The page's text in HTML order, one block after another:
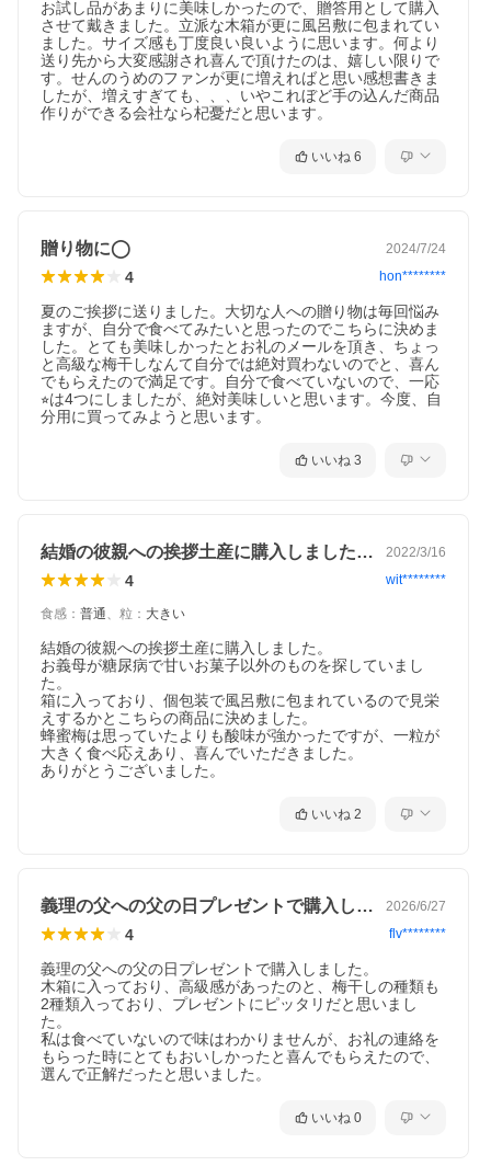
お試し品があまりに美味しかったので、贈答用として購入
させて戴きました。立派な木箱が更に風呂敷に包まれてい
ました。サイズ感も丁度良い良いように思います。何より
送り先から大変感謝され喜んで頂けたのは、嬉しい限りで
す。せんのうめのファンが更に増えればと思い感想書きま
したが、増えすぎても、、、いやこれぼど手の込んだ商品
作りができる会社なら杞憂だと思います。
いいね 6
贈り物に◯ 2024/7/24
4 hon********
夏のご挨拶に送りました。大切な人への贈り物は毎回悩み
ますが、自分で食べてみたいと思ったのでこちらに決めま
した。とても美味しかったとお礼のメールを頂き、ちょっ
と高級な梅干しなんて自分では絶対買わないのでと、喜ん
でもらえたので満足です。自分で食べていないので、一応
⭐︎は4つにしましたが、絶対美味しいと思います。今度、自
分用に買ってみようと思います。
いいね 3
結婚の彼親への挨拶土産に購入しました。… 2022/3/16
4 wit********
食感 ： 普通、 粒 ： 大きい
結婚の彼親への挨拶土産に購入しました。
お義母が糖尿病で甘いお菓子以外のものを探していまし
た。
箱に入っており、個包装で風呂敷に包まれているので見栄
えするかとこちらの商品に決めました。
蜂蜜梅は思っていたよりも酸味が強かったですが、一粒が
大きく食べ応えあり、喜んでいただきました。
ありがとうございました。
いいね 2
義理の父への父の日プレゼントで購入しま… 2026/6/27
4 flv********
義理の父への父の日プレゼントで購入しました。
木箱に入っており、高級感があったのと、梅干しの種類も
2種類入っており、プレゼントにピッタリだと思いまし
た。
私は食べていないので味はわかりませんが、お礼の連絡を
もらった時にとてもおいしかったと喜んでもらえたので、
選んで正解だったと思いました。
いいね 0